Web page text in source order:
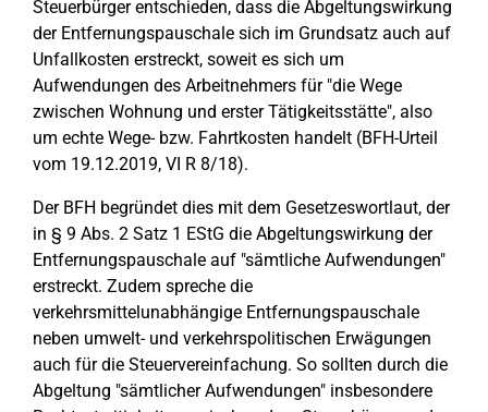
Steuerbürger entschieden, dass die Abgeltungswirkung
der Entfernungspauschale sich im Grundsatz auch auf
Unfallkosten erstreckt, soweit es sich um
Aufwendungen des Arbeitnehmers für "die Wege
zwischen Wohnung und erster Tätigkeitsstätte", also
um echte Wege- bzw. Fahrtkosten handelt (BFH-Urteil
vom 19.12.2019, VI R 8/18).
Der BFH begründet dies mit dem Gesetzeswortlaut, der
in § 9 Abs. 2 Satz 1 EStG die Abgeltungswirkung der
Entfernungspauschale auf "sämtliche Aufwendungen"
erstreckt. Zudem spreche die
verkehrsmittelunabhängige Entfernungspauschale
neben umwelt- und verkehrspolitischen Erwägungen
auch für die Steuervereinfachung. So sollten durch die
Abgeltung "sämtlicher Aufwendungen" insbesondere